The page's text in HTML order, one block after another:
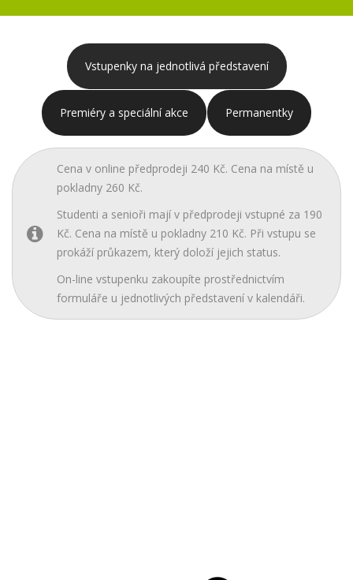
Vstupenky na jednotlivá představení
Premiéry a speciální akce Permanentky
Cena v online předprodeji 240 Kč. Cena na místě u
pokladny 260 Kč.
Studenti a senioři mají v předprodeji vstupné za 190
Kč. Cena na místě u pokladny 210 Kč. Při vstupu se
prokáží průkazem, který doloží jejich status.
On-line vstupenku zakoupíte prostřednictvím
formuláře u jednotlivých představení v kalendáři.